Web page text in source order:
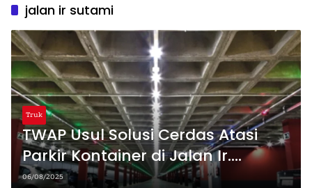
jalan ir sutami
Truk
TWAP Usul Solusi Cerdas Atasi
Parkir Kontainer di Jalan Ir.
Sutami
06/08/2025